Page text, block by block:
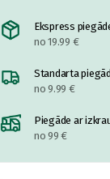
Ekspress
no 19.99 €
Standarta
no 9.99 €
Piegāde ar
no 99 €